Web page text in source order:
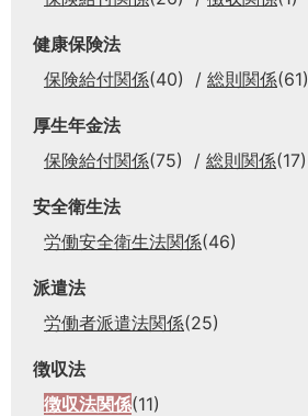
健康保険法
保険給付関係(40) 総則関係(61)
厚生年金法
保険給付関係(75) 総則関係(17)
安全衛生法
労働安全衛生法関係(46)
派遣法
労働者派遣法関係(25)
徴収法
徴収法関係(11)